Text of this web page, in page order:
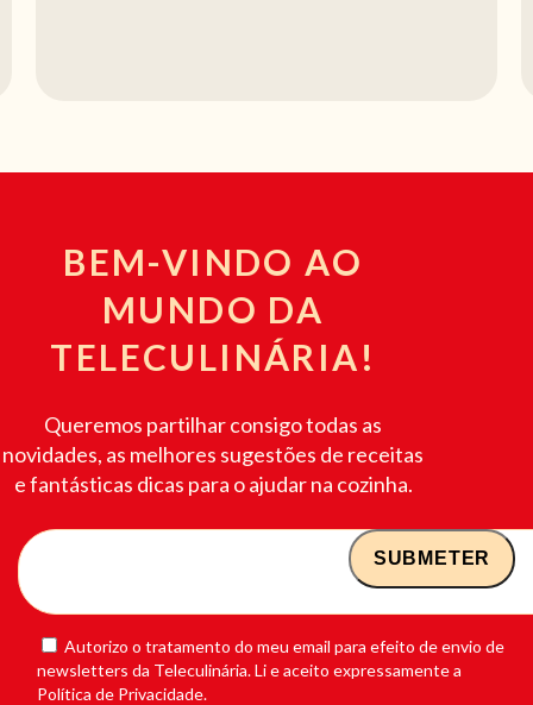
BEM-VINDO AO
MUNDO DA
TELECULINÁRIA!
Queremos partilhar consigo todas as
novidades, as melhores sugestões de receitas
e fantásticas dicas para o ajudar na cozinha.
Autorizo o tratamento do meu email para efeito de envio de
newsletters da Teleculinária. Li e aceito expressamente a
Política de Privacidade.